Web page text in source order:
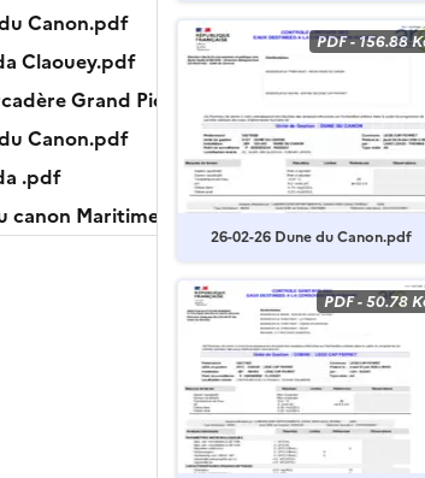
Canon.pdf
Claouey.pdf
Grand Piquey .pdf
Canon.pdf
.pdf
canon Maritime.pdf
PDF-156.88
26-02-26 Dune du Canon.pdf
PDF-50.78